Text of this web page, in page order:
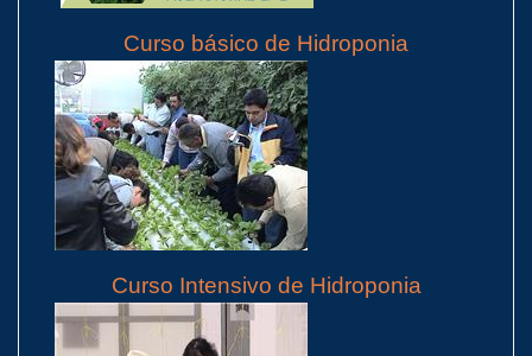
Curso básico de Hidroponia
Curso Intensivo de Hidroponia